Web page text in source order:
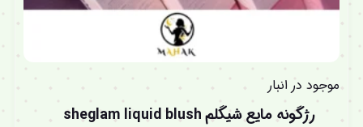
موجود در انبار
رژگونه مایع شیگلم sheglam liquid blush